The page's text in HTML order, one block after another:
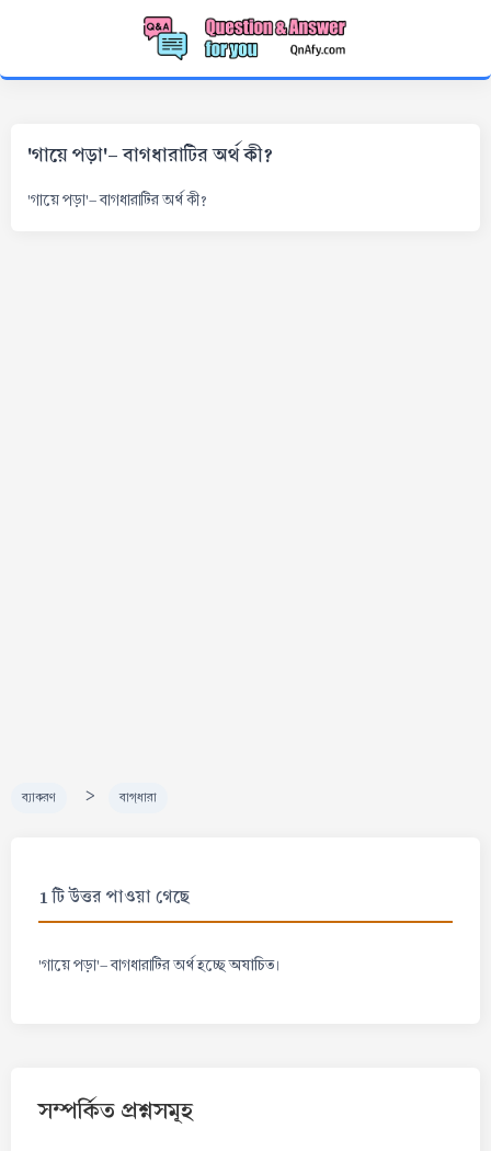
'গায়ে পড়া'- বাগধারাটির অর্থ কী?
'গায়ে পড়া'- বাগধারাটির অর্থ কী?
ব্যাকরণ > বাগ্‌ধারা
1 টি উত্তর পাওয়া গেছে
'গায়ে পড়া'- বাগধারাটির অর্থ হচ্ছেঅযাচিত।
সম্পর্কিত প্রশ্নসমূহ